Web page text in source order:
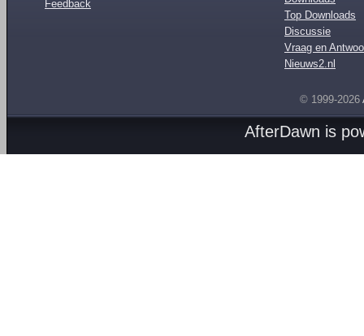
Feedback
Top Downloads
Discussie
Vraag en
Nieuws2.nl
© 1999-2026
AfterDawn is